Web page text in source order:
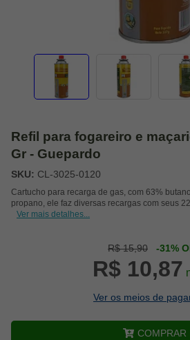
Refil para fogareiro e
Gr - Guepardo
SKU: CL-3025-0120
Cartucho para recarga de gas, com 63%
propano, ele faz diversas recargas com seus
Ver mais detalhes...
R$ 15,90 -31%
R$ 10,87
Ver os meios de
COMPRAR